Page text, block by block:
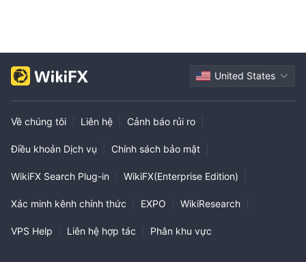
United States
Về chúng tôi Liên hệ Cảnh báo rủi ro
Điều khoản Dịch vụ Chính sách bảo mật
WikiFX Search Plug-in WikiFX(Enterprise Edition)
Xác minh kênh chính thức EXPO WikiResearch
VPS Help Liên hệ hợp tác Phân khu vực